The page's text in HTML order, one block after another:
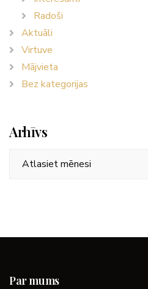
Radoši
Aktuāli
Virtuve
Mājvieta
Bez kategorijas
Arhīvs
Par mums